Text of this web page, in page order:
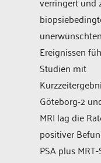
unerwünschten
Ereignissen
Studien mit
Göteborg-2
MRI lag die
positiver
PSA plus